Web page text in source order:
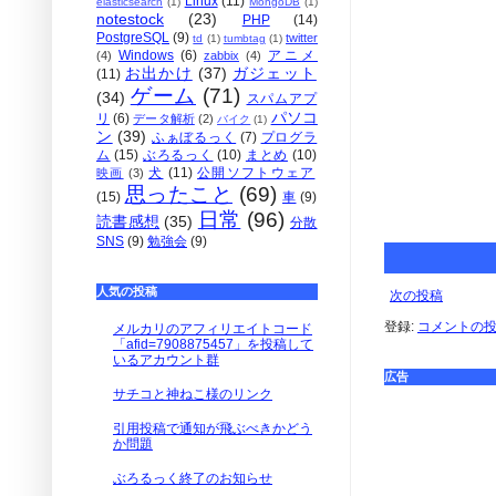
次の投稿
登録: コメントの
広告
notestock (23) PHP
(14)
PostgreSQL (9) td (1) tumbtag (1) twitter
(4) Windows (6) zabbix (4)
アニメ
(11) お出かけ (37) ガジェット
(34) ゲーム (71) スパムアプ
リ (6) データ解析 (2) バイク (1) パソコ
ン (39) ふぁぼるっく (7) プログラ
ム (15) ぶろるっく (10) まとめ (10)
映画 (3) 犬 (11) 公開ソフトウェア
(15) 思ったこと (69) 車 (9)
読書感想 (35) 日常 (96) 分散
SNS (9) 勉強会 (9)
人気の投稿
メルカリのアフィリエイトコード
「afid=7908875457」を投稿して
いるアカウント群
サチコと神ねこ様のリンク
引用投稿で通知が飛ぶべきかどう
か問題
ぶろるっく終了のお知らせ